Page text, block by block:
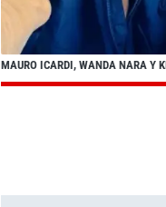
MAURO ICARDI, WANDA NARA Y